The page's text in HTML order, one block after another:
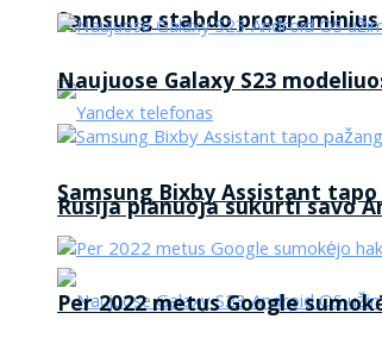
Samsung stabdo
Rusija planuoja sukurti savo
Naujuose Galaxy S23
Samsung Bixby Assistant
Per 2022 metus Google